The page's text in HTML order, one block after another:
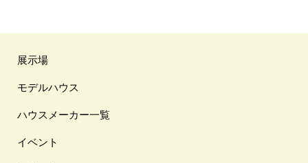
展示場
モデルハウス
ハウスメーカー一覧
イベント